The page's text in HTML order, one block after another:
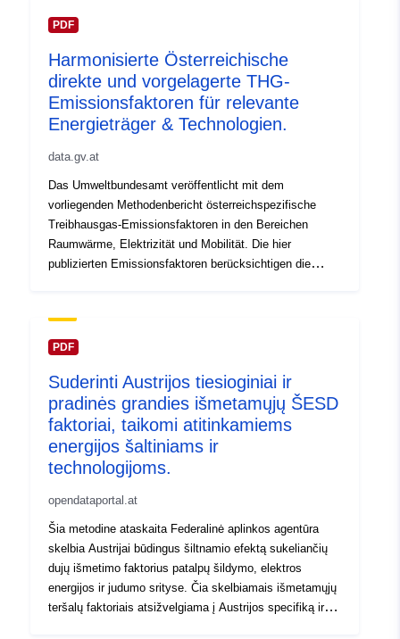
Federalinė klimato apsaugos, aplinkos, energetikos,
PDF
Harmonisierte Österreichische
direkte und vorgelagerte THG-
Emissionsfaktoren für relevante
Energieträger & Technologien.
data.gv.at
Das Umweltbundesamt veröffentlicht mit dem
vorliegenden Methodenbericht österreichspezifische
Treibhausgas-Emissionsfaktoren in den Bereichen
Raumwärme, Elektrizität und Mobilität. Die hier
publizierten Emissionsfaktoren berücksichtigen die
Reduktionspotenzialen in der Energieberatung
bereitgestellt. Der Bericht ist im Auftrag des
Mobilität, Innovation und Technologie entstanden.
PDF
Suderinti Austrijos tiesioginiai ir
pradinės grandies išmetamųjų ŠESD
faktoriai, taikomi atitinkamiems
energijos šaltiniams ir
technologijoms.
opendataportal.at
Šia metodine ataskaita Federalinė aplinkos agentūra
skelbia Austrijai būdingus šiltnamio efektą sukeliančių
dujų išmetimo faktorius patalpų šildymo, elektros
energijos ir judumo srityse. Čia skelbiamais išmetamųjų
teršalų faktoriais atsižvelgiama į Austrijos specifiką ir jie